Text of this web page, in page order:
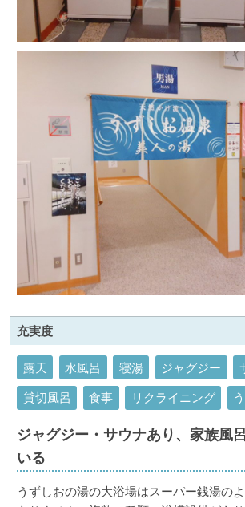
充実度
露天 水風呂 寝湯 ジャグジー
貸切風呂 食事 リクライニング
ジャグジー・サウナあり、家族風
いる
うずしおの湯の大浴場はスーパー銭湯の